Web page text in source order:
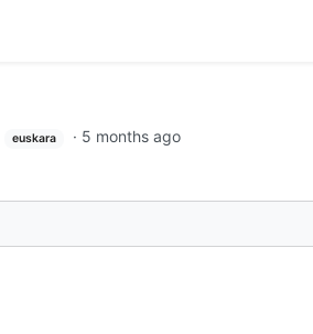
euskara · 5 months ago